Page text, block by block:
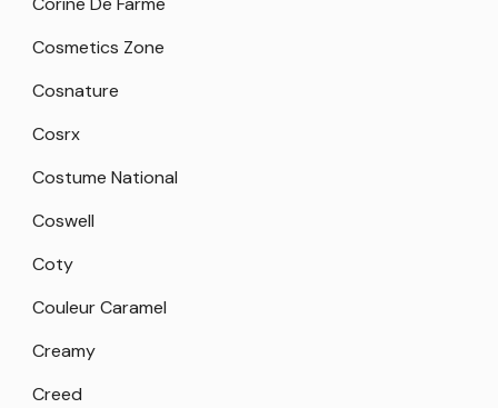
Cosmetics Zone
Cosnature
Cosrx
Costume National
Coswell
Coty
Couleur Caramel
Creamy
Creed